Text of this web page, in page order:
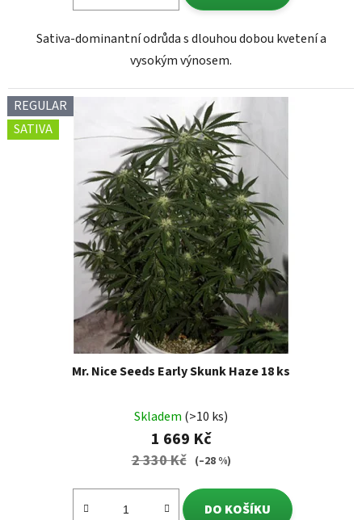
Sativa-dominantní odrůda s dlouhou dobou kvetení a
vysokým výnosem.
REGULAR
SATIVA
Mr. Nice Seeds Early Skunk Haze 18 ks
Skladem (>10 ks)
1 669 Kč
2 330 Kč (–28 %)
DO KOŠÍKU